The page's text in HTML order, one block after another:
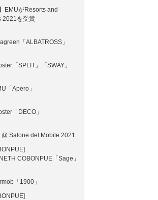
EMUがResorts and
2021を受賞
「ALBATROSS」
「SPLIT」「SWAY」
「Apero」
「DECO」
@ Salone del Mobile 2021
COBONPUE「Sage」
「1900」